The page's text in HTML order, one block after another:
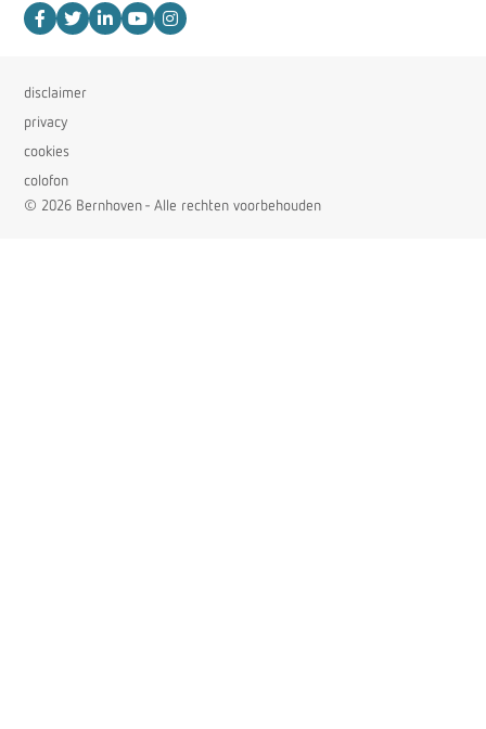
disclaimer
privacy
cookies
colofon
© 2026 Bernhoven - Alle rechten voorbehouden